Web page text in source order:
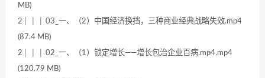
MB)
2│ │ │ 03_一、（2）中国经济换挡，三种商业经典战略失效.mp4
(87.4 MB)
2│ │ │ 02_一、（1）锁定增长——增长包治企业百病.mp4.mp4
(120.79 MB)